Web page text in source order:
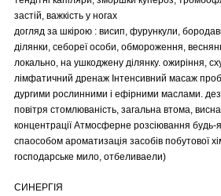
застій, важкість у ногах
догляд за шкірою : висип, фурункули,
ділянки, себореї особи, обмороження,
локально, на ушкоджену ділянку. ожиріння,
лімфатичний дренаж Інтенсивний масаж
дургими рослинними і ефірними маслами.
повітря стомлюваність, загальна втома,
концентрації Атмосферне розсіювання
спаособом ароматизація засобів побутової
господарське мило, отбеливаели)
СИНЕРГІЯ